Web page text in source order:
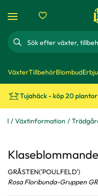
Sök
VäxterTillbehörBlombud
Tujahäck - köp 20
Växtinformation
GRÅSTEN('POULFELD')
Rosa Floribunda-Gruppen